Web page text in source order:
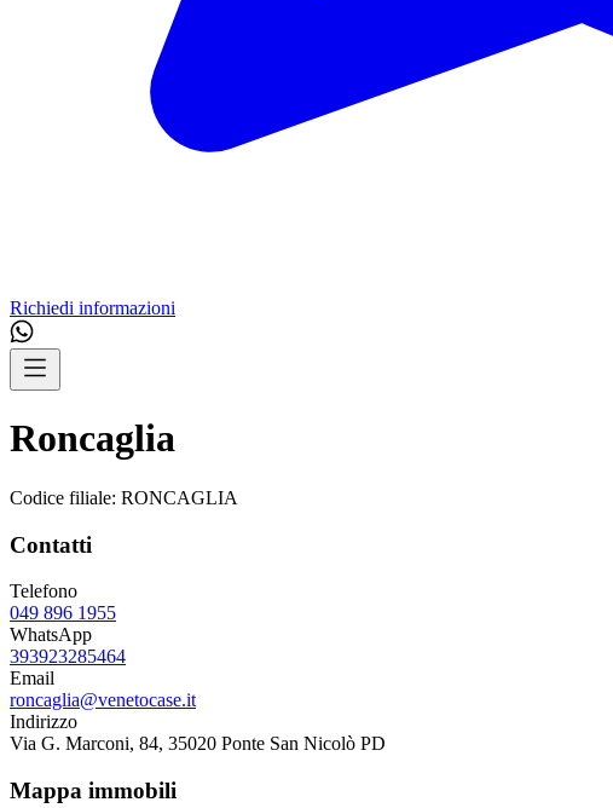
Richiedi informazioni
Roncaglia
Codice filiale: RONCAGLIA
Contatti
Telefono
049 896 1955
WhatsApp
393923285464
Email
roncaglia@venetocase.it
Indirizzo
Via G. Marconi, 84, 35020 Ponte San Nicolò PD
Mappa immobili